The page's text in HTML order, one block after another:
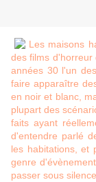
Les maisons
des films d'horreur
années 30 l'un
faire apparaître
en noir et blanc,
plupart des
faits ayant
d'entendre parlé
les habitations, et
genre
passer sous